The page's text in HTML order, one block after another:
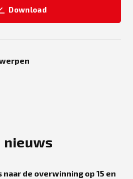
Download
nieuws
naar de overwinning op 15 en